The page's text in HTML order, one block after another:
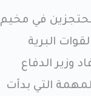
محتجزين في مخيم
البرية
وزير الدفاع
التي بدأت